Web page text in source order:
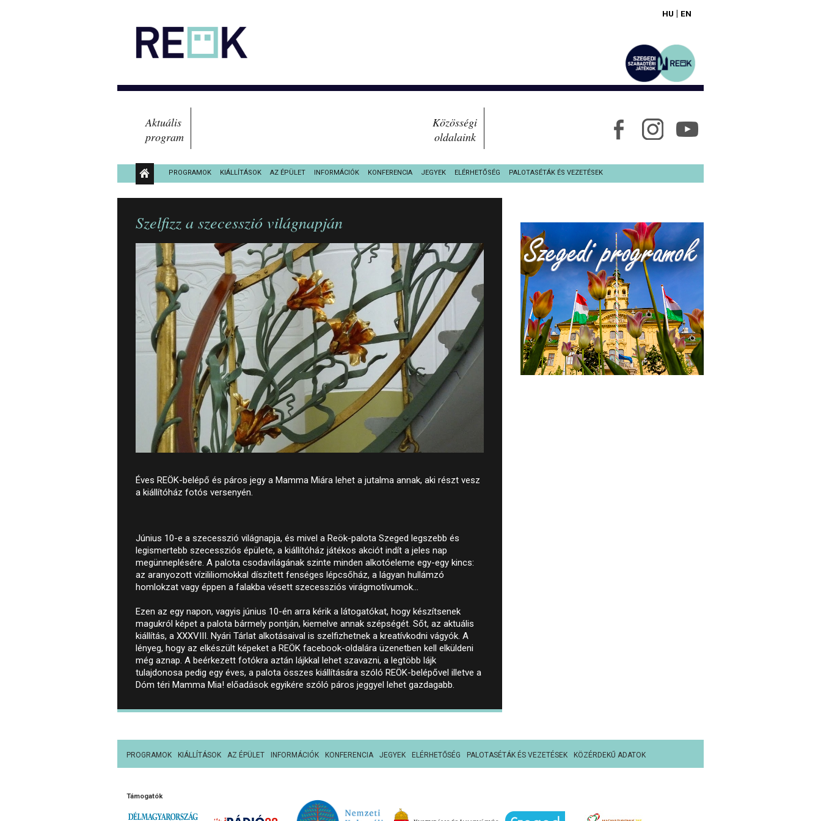
Aktuális
program
Közösségi
oldalaink
HU | EN
PROGRAMOK KIÁLLÍTÁSOK AZ ÉPÜLET INFORMÁCIÓK KONFERENCIA JEGYEK ELÉRHETŐSÉG PALOTASÉTÁK ÉS VEZETÉSEK
KÖZÉRDEKŰ ADATOK
Szelfizz a szecesszió világnapján
Éves REÖK-belépő és páros jegy a Mamma Miára lehet a jutalma annak, aki részt vesz
a kiállítóház fotós versenyén.
Június 10-e a szecesszió világnapja, és mivel a Reök-palota Szeged legszebb és
legismertebb szecessziós épülete, a kiállítóház játékos akciót indít a jeles nap
megünneplésére. A palota csodavilágának szinte minden alkotóeleme egy-egy kincs:
az aranyozott vízililiomokkal díszített fenséges lépcsőház, a lágyan hullámzó
homlokzat vagy éppen a falakba vésett szecessziós virágmotívumok...
Ezen az egy napon, vagyis június 10-én arra kérik a látogatókat, hogy készítsenek
magukról képet a palota bármely pontján, kiemelve annak szépségét. Sőt, az aktuális
kiállítás, a XXXVIII. Nyári Tárlat alkotásaival is szelfizhetnek a kreatívkodni vágyók. A
lényeg, hogy az elkészült képeket a REÖK facebook-oldalára üzenetben kell elküldeni
még aznap. A beérkezett fotókra aztán lájkkal lehet szavazni, a legtöbb lájk
tulajdonosa pedig egy éves, a palota összes kiállítására szóló REÖK-belépővel illetve a
Dóm téri Mamma Mia! előadások egyikére szóló páros jeggyel lehet gazdagabb.
PROGRAMOK KIÁLLÍTÁSOK AZ ÉPÜLET INFORMÁCIÓK KONFERENCIA JEGYEK ELÉRHETŐSÉG PALOTASÉTÁK ÉS VEZETÉSEK KÖZÉRDEKŰ ADATOK
Támogatók